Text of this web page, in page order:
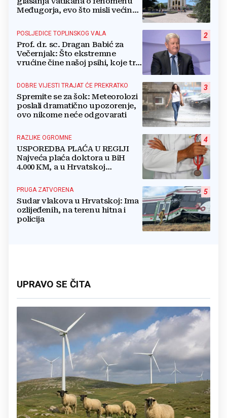
Međugorja, evo što misli većina
2
POSLJEDICE TOPLINSKOG VALA
Prof. dr. sc. Dragan Babić za
Večernjak: Što ekstremne
vrućine čine našoj psihi, koje tri
3
DOBRE VIJESTI TRAJAT ĆE PREKRATKO
Spremite se za šok: Meteorolozi
poslali dramatično upozorenje,
ovo nikome neće odgovarati
4
RAZLIKE OGROMNE
USPOREDBA PLAĆA U REGIJI
Najveća plaća doktora u BiH
4.000 KM, a u Hrvatskoj
5
PRUGA ZATVORENA
Sudar vlakova u Hrvatskoj: Ima
ozlijeđenih, na terenu hitna i
policija
UPRAVO SE ČITA